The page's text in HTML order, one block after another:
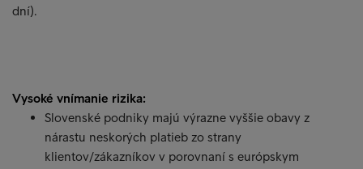
dní).
Vysoké vnímanie rizika:
Slovenské podniky majú výrazne vyššie obavy z
nárastu neskorých platieb zo strany
klientov/zákazníkov v porovnaní s európskym